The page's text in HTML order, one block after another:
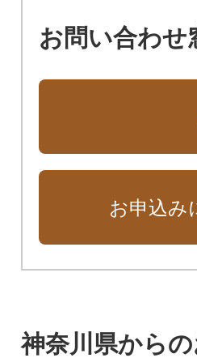
お問い合わせ
お申込み
神奈川県から